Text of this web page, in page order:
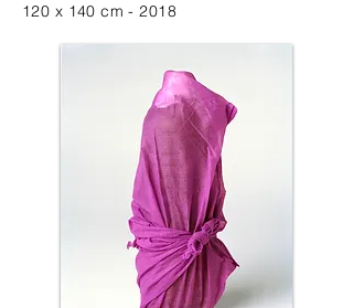
120 x 140 cm - 2018